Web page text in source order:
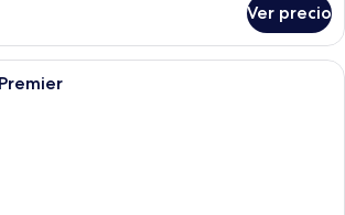
Ver precio
Una habitación de hotel moderna